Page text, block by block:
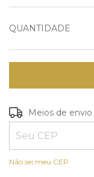
QUANTIDADE
Entregas para o CEP:
Meios de envio
Não sei meu CEP